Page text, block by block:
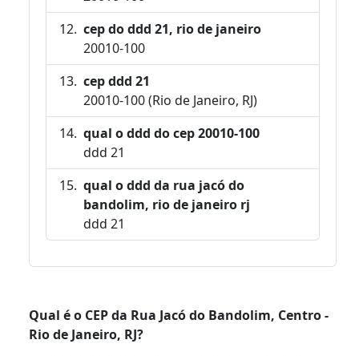
cep do ddd 21, rio de janeiro
20010-100
cep ddd 21
20010-100 (Rio de Janeiro, RJ)
qual o ddd do cep 20010-100
ddd 21
qual o ddd da rua jacó do
bandolim, rio de janeiro rj
ddd 21
Qual é o CEP da Rua Jacó do Bandolim, Centro -
Rio de Janeiro, RJ?